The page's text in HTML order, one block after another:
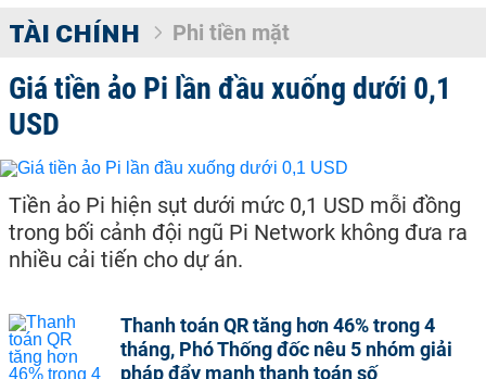
TÀI CHÍNH Phi tiền mặt
Giá tiền ảo Pi lần đầu xuống dưới 0,1
USD
Tiền ảo Pi hiện sụt dưới mức 0,1 USD mỗi đồng
trong bối cảnh đội ngũ Pi Network không đưa ra
nhiều cải tiến cho dự án.
Thanh toán QR tăng hơn 46% trong 4
tháng, Phó Thống đốc nêu 5 nhóm giải
pháp đẩy mạnh thanh toán số